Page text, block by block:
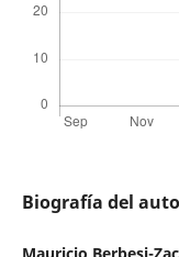
Biografía del
Mauricio Berbesi-